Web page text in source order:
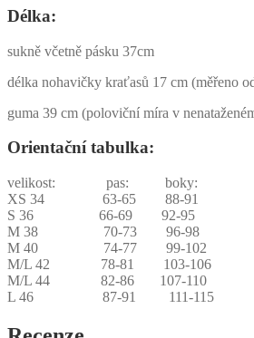
Délka:
sukně včetně pásku 37cm
délka nohavičky kraťasů 17 cm (měřeno
guma 39 cm (poloviční míra v
Orientační tabulka:
velikost: pas: boky:
XS 34 63-65 88-91
S 36 66-69 92-95
M 38 70-73 96-98
M 40 74-77 99-102
M/L 42 78-81 103-106
M/L 44 82-86 107-110
L 46 87-91 111-115